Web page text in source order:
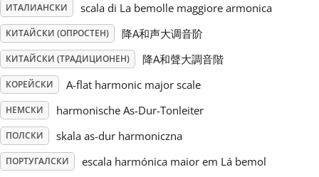
Türkçe
Українська
简体中文
繁體中文
ИТАЛИАНСКИ scala di La bemolle maggiore armonica
КИТАЙСКИ (ОПРОСТЕН) 降A和声大调音阶
КИТАЙСКИ (ТРАДИЦИОНЕН) 降A和聲大調音階
КОРЕЙСКИ A-flat harmonic major scale
НЕМСКИ harmonische As-Dur-Tonleiter
ПОЛСКИ skala as-dur harmoniczna
ПОРТУГАЛСКИ escala harmónica maior em Lá bemol